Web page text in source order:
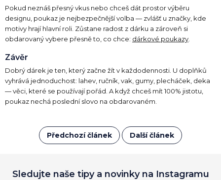
Pokud neznáš přesný vkus nebo chceš dát prostor výběru
designu, poukaz je nejbezpečnější volba — zvlášť u značky, kde
motivy hrají hlavní roli. Zůstane radost z dárku a zároveň si
obdarovaný vybere přesně to, co chce: dárkové poukazy
Závěr
Dobrý dárek je ten, který začne žít v každodennosti. U doplňků
vyhrává jednoduchost: lahev, ručník, vak, gumy, plecháček, deka
— věci, které se používají pořád. A když chceš mít 100% jistotu,
poukaz nechá poslední slovo na obdarovaném.
Předchozí článek Další článek
Sledujte naše tipy a novinky na Instagramu